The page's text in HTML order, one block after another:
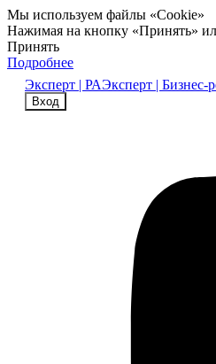
Мы используем файлы «Cookie»
Нажимая на кнопку «Принять»
Принять
Подробнее
Эксперт | РАЭксперт | Бизнес-
Вход